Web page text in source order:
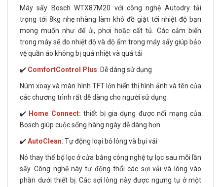
Máy sấy Bosch WTX87M20 với công nghệ Autodry tải
trọng tới 8kg nhẹ nhàng làm khô đồ giặt tới nhiệt độ bạn
mong muốn như để ủi, phơi hoặc cất tủ. Các cảm biến
trong máy sẽ đo nhiệt độ và độ ẩm trong máy sấy giúp bảo
vệ quần áo không bị quá nhiệt và quá tải
✔️ ComfortControl Plus: Dễ dàng sử dụng
Núm xoay và màn hình TFT lớn hiển thị hình ảnh và tên của
các chương trình rất dễ dàng cho người sử dụng
✔️ Home Connect: thiết bị gia dụng được nối mạng của
Bosch giúp cuộc sống hàng ngày dễ dàng hơn.
✔️AutoClean: Tự động loại bỏ lông và bụi vải
Nó thay thế bộ lọc ở cửa bằng công nghệ tự lọc sau mỗi lần
sấy. Công nghệ này tự động thổi các sợi vải và lông vào
phần dưới thiết bị. Các sợi lông này được ngưng tụ ở một